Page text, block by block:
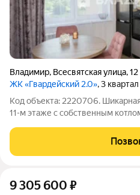
Владимир, Всесвятская улица,12
ЖК «Гвардейский 2.0», 3
Код объекта: 2220706.
11-м этаже с собственным
первых минут. Большие окна выходят на
мягкий дневной свет, а два
9 305 600 ₽